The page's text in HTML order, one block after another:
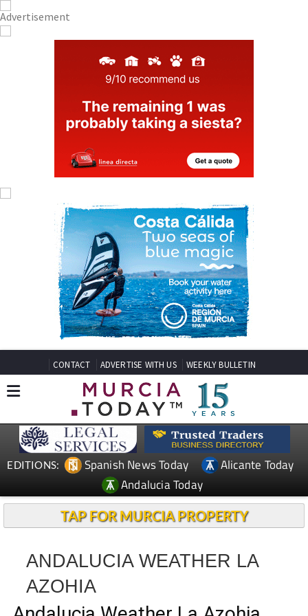
CONTACT ADVERTISE WITH US WEEKLY BULLETIN
EDITIONS: Spanish News Today
Alicante Today
Andalucia Today
TAP FOR MURCIA PROPERTY
ANDALUCIA WEATHER LA
AZOHIA